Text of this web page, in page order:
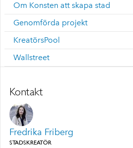
Om Konsten att skapa stad
Genomförda projekt
KreatörsPool
Wallstreet
Kontakt
Fredrika Friberg
STADSKREATÖR